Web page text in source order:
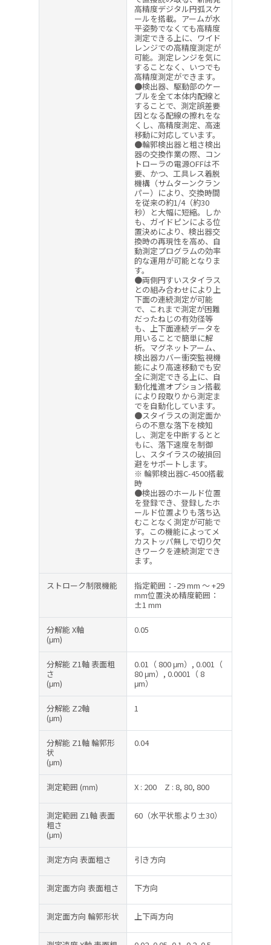
高精度デジタル円弧スケ
ールを搭載。アームが水
平姿勢でなくても高精度
測定できる上に、ワイド
レンジでの高精度測定が
可能。測定レンジを気に
することなく、いつでも
高精度測定ができます。
●検出器、駆動部のケー
ブルを全て本体内配線と
することで、測定誤差要
因となる配線の擦れをな
くし、高精度測定、高速
移動に対応しています。
●輪郭検出器と粗さ検出
器の交換作業の際、コン
トローラの電源OFFは不
要、かつ、工具レス着脱
機構（サムターンクラン
パー）により、交換時間
を従来の約1/4（約30
秒）と大幅に短縮。しか
も、ガイドピンによる位
置決めにより、検出器交
換時の再現性を高め、自
動測定プログラムの効率
的な運用が可能となりま
す。
●両側円すいスタイラス
との組み合わせにより上
下面の連続測定が可能
で、これまで測定が困難
だったねじの有効径等
も、上下面連続データを
用いることで簡単に解
析。マグネットアーム、
検出器カバー衝突監視機
能により高速移動でも安
全に測定できる上に、自
動化推進オプション搭載
により段取りから測定ま
でを自動化しています。
●スタイラスの測定面か
らの不意な落下を検知
し、測定を中断するとと
もに、落下速度を制御
し、スタイラスの破損回
避をサポートします。
※ 輪郭検出器C-4500搭載
時
●検出器のホールド位置
を登録でき、登録したホ
ールド位置よりも落ち込
むことなく測定が可能で
す。この機能によってメ
カストッパ無しで切り欠
きワークを連続測定でき
ます。
ストローク制限機能
指定範囲：-29 mm ～ +29
mm位置決め精度範囲：
±1 mm
分解能 X軸
(μm)
0.05
分解能 Z1軸 表面粗
さ
(μm)
0.01（ 800 μm）, 0.001（
80 μm）, 0.0001（ 8
μm）
分解能 Z2軸
(μm)
1
分解能 Z1軸 輪郭形
状
(μm)
0.04
測定範囲 (mm) X : 200 Z : 8, 80, 800
測定範囲 Z1軸 表面
粗さ
(μm)
60（水平状態より±30）
測定方向 表面粗さ 引き方向
測定面方向 表面粗さ 下方向
測定面方向 輪郭形状 上下両方向